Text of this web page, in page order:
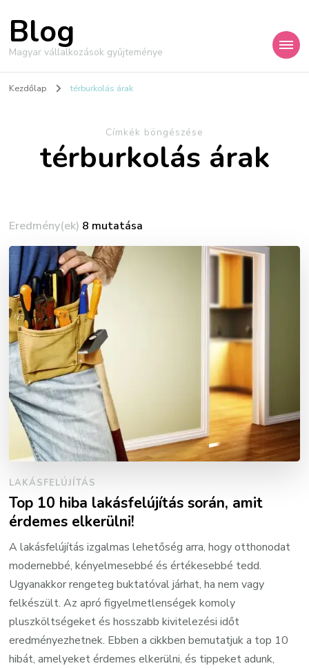
Blog
Magyar vállalkozások gyűjteménye
Kezdőlap térburkolás árak
Címkék böngészése
térburkolás árak
Eredmény(ek) 8 mutatása
LAKÁSFELÚJÍTÁS
Top 10 hiba lakásfelújítás során, amit
érdemes elkerülni!
A lakásfelújítás izgalmas lehetőség arra, hogy otthonodat
modernebbé, kényelmesebbé és értékesebbé tedd.
Ugyanakkor rengeteg buktatóval járhat, ha nem vagy
felkészült. Az apró figyelmetlenségek komoly
pluszköltségeket és hosszabb kivitelezési időt
eredményezhetnek. Ebben a cikkben bemutatjuk a top 10
hibát, amelyeket érdemes elkerülni, és tippeket adunk,